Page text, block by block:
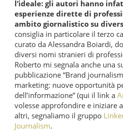
l’ideale: gli autori hanno
esperienze dirette di
ambito giornalistico su
consiglia in particolare il terzo
curato da Alessandra Boiardi,
diversi nomi stranieri di
Roberto mi segnala anche una
pubblicazione “Brand
marketing: nuove opportunità
dell’informazione” (qui il link a
volesse approfondire e iniziare
altri, segnaliamo il gruppo
Journalism.